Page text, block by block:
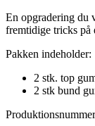
En opgradering du
fremtidige tricks på
Pakken indeholder:
2 stk. top
2 stk bund